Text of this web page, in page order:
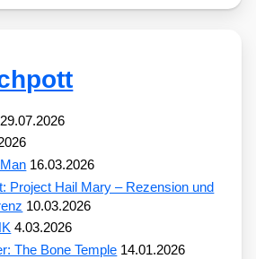
29.07.2026
16.03.2026
Project Hail Mary – Rezension und
10.03.2026
4.03.2026
The Bone Temple 14.01.2026